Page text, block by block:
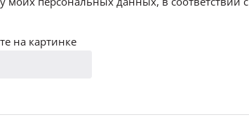
на картинке